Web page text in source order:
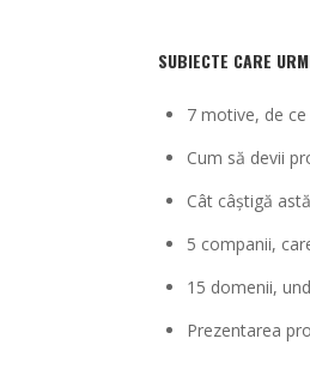
SUBIECTE CARE
7 motive, de
Cum să devii
Cât câștigă
5 companii,
15 domenii,
Prezentarea